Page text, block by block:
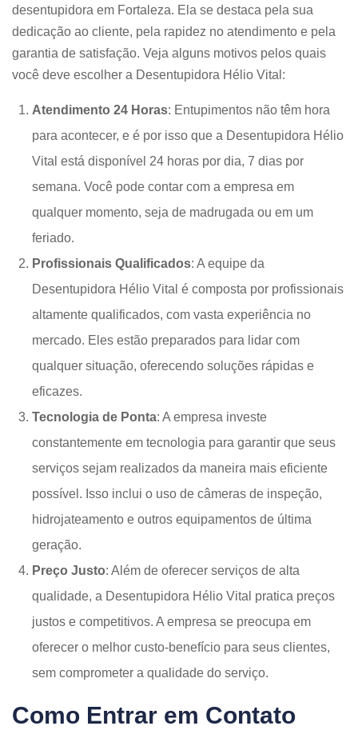
desentupidora em Fortaleza. Ela se destaca pela sua
dedicação ao cliente, pela rapidez no atendimento e pela
garantia de satisfação. Veja alguns motivos pelos quais
você deve escolher a Desentupidora Hélio Vital:
Atendimento 24 Horas: Entupimentos não têm hora
para acontecer, e é por isso que a Desentupidora Hélio
Vital está disponível 24 horas por dia, 7 dias por
semana. Você pode contar com a empresa em
qualquer momento, seja de madrugada ou em um
feriado.
Profissionais Qualificados: A equipe da
Desentupidora Hélio Vital é composta por profissionais
altamente qualificados, com vasta experiência no
mercado. Eles estão preparados para lidar com
qualquer situação, oferecendo soluções rápidas e
eficazes.
Tecnologia de Ponta: A empresa investe
constantemente em tecnologia para garantir que seus
serviços sejam realizados da maneira mais eficiente
possível. Isso inclui o uso de câmeras de inspeção,
hidrojateamento e outros equipamentos de última
geração.
Preço Justo: Além de oferecer serviços de alta
qualidade, a Desentupidora Hélio Vital pratica preços
justos e competitivos. A empresa se preocupa em
oferecer o melhor custo-benefício para seus clientes,
sem comprometer a qualidade do serviço.
Como Entrar em Contato